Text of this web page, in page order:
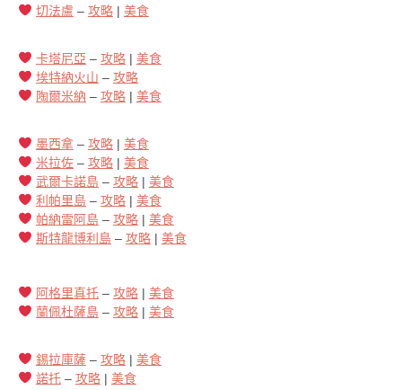
切法盧 – 攻略| 美食
卡塔尼亞 – 攻略| 美食
埃特納火山 – 攻略
陶爾米納 – 攻略| 美食
墨西拿– 攻略| 美食
米拉佐– 攻略| 美食
武爾卡諾島– 攻略| 美食
利帕里島– 攻略| 美食
帕納雷阿島– 攻略| 美食
斯特龍博利島– 攻略| 美食
阿格里真托– 攻略| 美食
蘭佩杜薩島– 攻略| 美食
錫拉庫薩– 攻略| 美食
諾托– 攻略| 美食